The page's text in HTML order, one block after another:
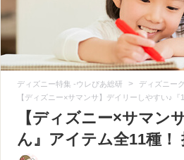
ディズニー特集 -ウレぴあ総研 > ディズニー
【ディズニー×サマンサ】デイリーしやすい♪
【ディズニー×サマン
ん』アイテム全11種！